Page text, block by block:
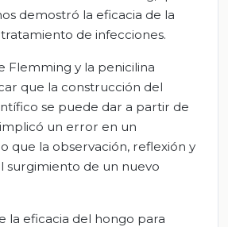
demostró la eficacia de la
de infecciones.
Flemming y la penicilina
que la construcción del
se puede dar a partir de
un error en un
que la observación, reflexión y
surgimiento de un nuevo
la eficacia del hongo para